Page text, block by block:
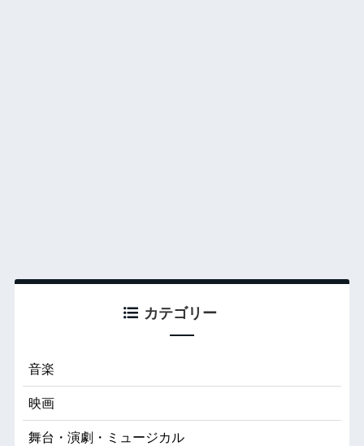
カテゴリー
音楽
映画
舞台・演劇・ミュージカル